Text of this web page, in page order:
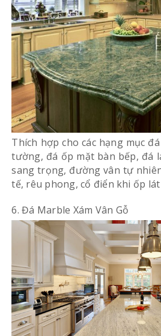
Thích hợp cho các hạng mục
tường, đá ốp mặt bàn bếp, đá
sang trọng, đường vân tự
tế, rêu phong, cổ điển khi ốp
6. Đá Marble Xám Vân Gỗ